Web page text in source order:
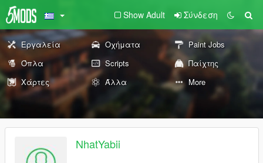
Show Adult Σύνδεση
Εργαλεία Οχήματα
Paint Jobs
Όπλα
Scripts
Παίχτης
Χάρτες
Άλλα More
NhatYabii